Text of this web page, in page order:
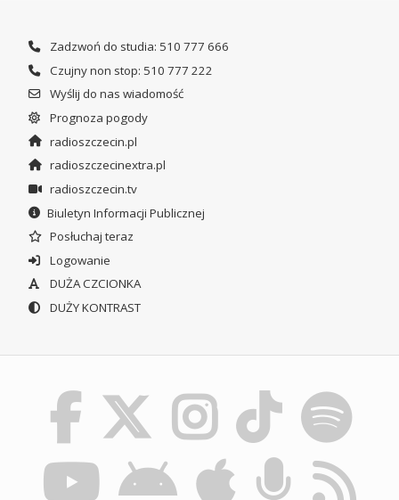
Zadzwoń do studia: 510 777 666
Czujny non stop: 510 777 222
Wyślij do nas wiadomość
Prognoza pogody
radioszczecin.pl
radioszczecinextra.pl
radioszczecin.tv
Biuletyn Informacji Publicznej
Posłuchaj teraz
Logowanie
DUŻA CZCIONKA
DUŻY KONTRAST